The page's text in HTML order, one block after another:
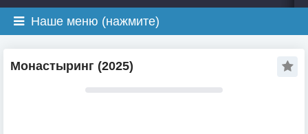
Наше меню (нажмите)
Монастыринг (2025)